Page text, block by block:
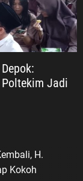
Jadi